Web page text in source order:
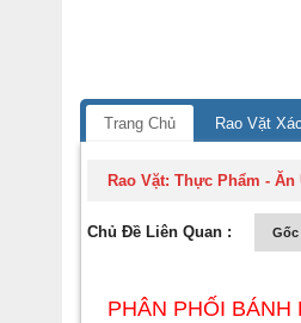
Trang Chủ Rao Vặt
Rao Vặt:Thực Phẩm - Ăn
Chủ Đề Liên Quan :
PHÂN PHỐI BÁNH